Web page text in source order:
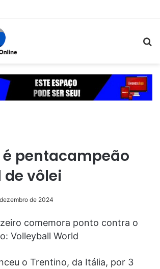
é pentacampeão
vôlei
de 2024
comemora ponto contra o
Volleyball World
o Trentino, da Itália, por 3